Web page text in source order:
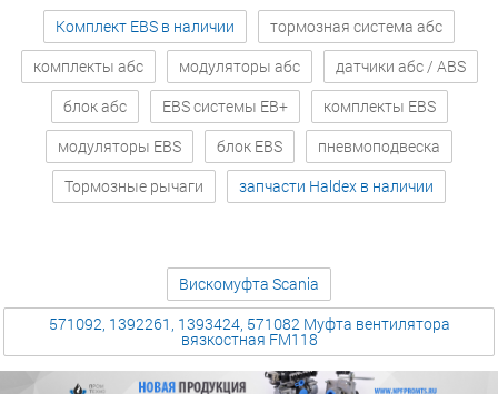
Комплект EBS в наличии
тормозная система абс
комплекты абс
модуляторы абс
датчики абс / ABS
блок абс
EBS системы EB+
комплекты EBS
модуляторы EBS
блок EBS
пневмоподвеска
Тормозные рычаги
запчасти Haldex в наличии
Вискомуфта Scania
571092, 1392261, 1393424, 571082 Муфта вентилятора
вязкостная FM118